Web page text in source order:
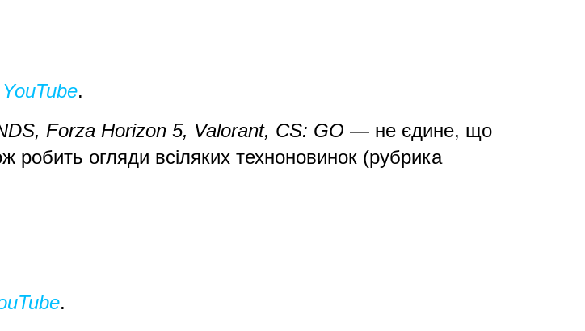
YouTube.
Forza Horizon 5, Valorant, CS: GO — не єдине, що
робить огляди всіляких техноновинок (рубрика
.